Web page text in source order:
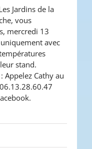
❄️🥕🍏
Jardins de la
vous
mercredi 13
avec
stand.
Appelez Cathy au